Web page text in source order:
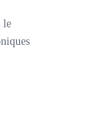
le